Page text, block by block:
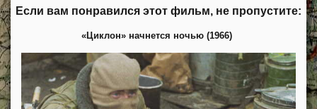
Если вам понравился этот фильм, не пропустите:
«Циклон» начнется ночью (1966)